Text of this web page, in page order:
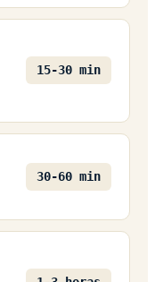
15-30 min
30-60 min